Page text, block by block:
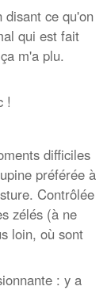
ce qu'on
qui est fait
m'a plu.
!
difficiles
préférée à
Contrôlée
zélés (à ne
loin, où sont
: y a